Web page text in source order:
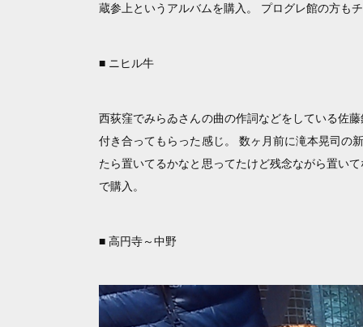
蔵参上というアルバムを購入。 プログレ館の方も
■ ニヒル牛
西荻窪でみらゐさんの曲の作詞などをしている佐
付き合ってもらった感じ。 数ヶ月前に滝本晃司の
たら置いてるかなと思ってたけど残念ながら置い
で購入。
■ 高円寺～中野